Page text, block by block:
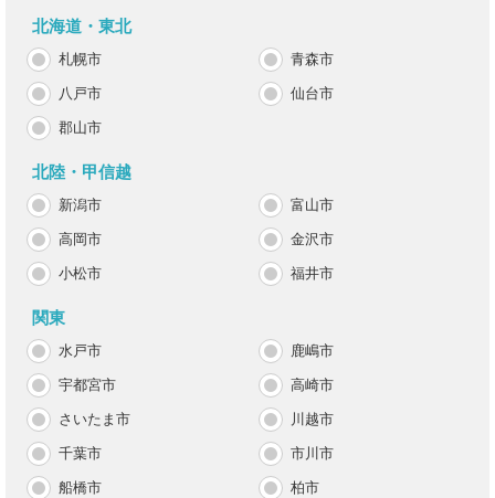
北海道・東北
札幌市 青森市
八戸市 仙台市
郡山市
北陸・甲信越
新潟市 富山市
高岡市 金沢市
小松市 福井市
関東
水戸市 鹿嶋市
宇都宮市 高崎市
さいたま市 川越市
千葉市 市川市
船橋市 柏市